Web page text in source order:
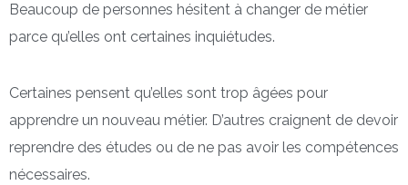
Beaucoup de personnes hésitent à changer de métier
parce qu’elles ont certaines inquiétudes.
Certaines pensent qu’elles sont trop âgées pour
apprendre un nouveau métier. D’autres craignent de devoir
reprendre des études ou de ne pas avoir les compétences
nécessaires.